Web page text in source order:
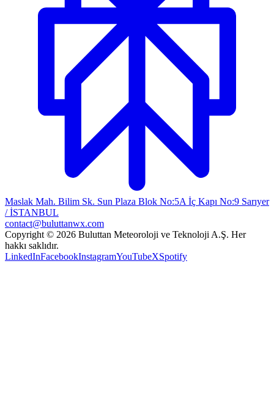
Maslak Mah. Bilim Sk. Sun Plaza Blok No:5A İç Kapı No:9 Sarıyer
/ İSTANBUL
contact@buluttanwx.com
Copyright © 2026 Buluttan Meteoroloji ve Teknoloji A.Ş. Her
hakkı saklıdır.
LinkedInFacebookInstagramYouTubeXSpotify